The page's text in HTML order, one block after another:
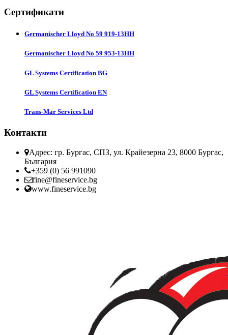
Сертификати
Germanischer Lloyd No 59 919-13HH
Germanischer Lloyd No 59 953-13HH
GL Systems Certification BG
GL Systems Certification EN
Trans-Mar Services Ltd
Контакти
Адрес: гр. Бургас, СПЗ, ул. Крайезерна 23, 8000 Бургас,
България
+359 (0) 56 991090
fine@fineservice.bg
www.fineservice.bg